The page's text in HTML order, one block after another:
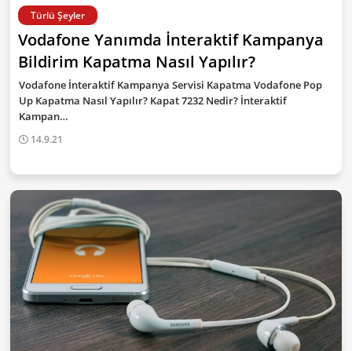
Türlü Şeyler
Vodafone Yanımda İnteraktif Kampanya
Bildirim Kapatma Nasıl Yapılır?
Vodafone İnteraktif Kampanya Servisi Kapatma Vodafone Pop
Up Kapatma Nasıl Yapılır? Kapat 7232 Nedir? İnteraktif
Kampan…
14.9.21